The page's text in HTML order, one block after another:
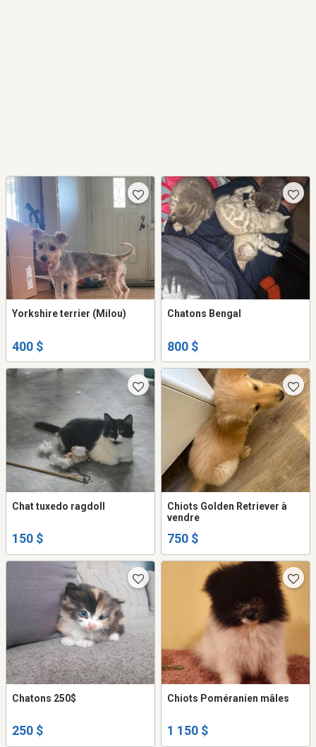
Yorkshire terrier (Milou)
400 $
Chatons Bengal
800 $
Chat tuxedo ragdoll
150 $
Chiots Golden Retriever à
vendre
750 $
Chatons 250$
250 $
Chiots Poméranien mâles
1 150 $